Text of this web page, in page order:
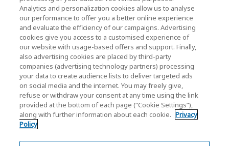
KIOXIA SSD 的歷史
SSD 是以快閃記憶體打造的儲存媒體。SSD 適合商業使
Analytics and personalization cookies allow us to analyse
our performance to offer you a better online experience
and evaluate the efficiency of our campaigns. Advertising
cookies give you access to a customised experience of
our website with usage-based offers and support. Finally,
also advertising cookies are placed by third-party
companies (advertising technology partners) processing
your data to create audience lists to deliver targeted ads
on social media and the internet. You may freely give,
refuse or withdraw your consent at any time using the link
provided at the bottom of each page (“Cookie Settings”),
along with further information about each cookie. Privacy
Policy